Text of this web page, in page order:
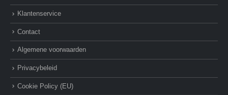
Klantenservice
Contact
Algemene voorwaarden
Privacybeleid
Cookie Policy (EU)